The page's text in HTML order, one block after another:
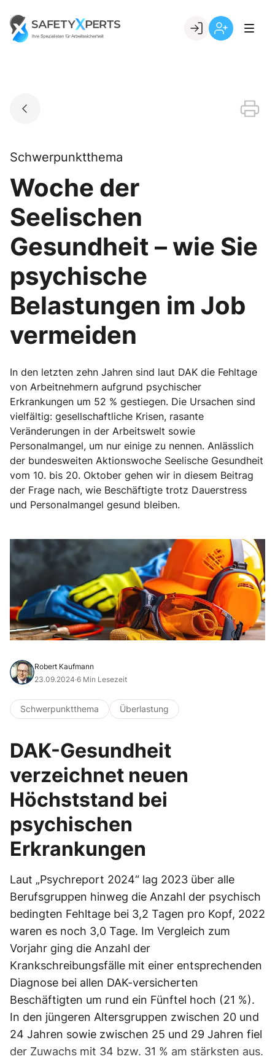
content
Go to landing page.
Schwerpunktthema
Woche der
Seelischen
Gesundheit – wie Sie
psychische
Belastungen im Job
vermeiden
In den letzten zehn Jahren sind laut DAK die Fehltage
von Arbeitnehmern aufgrund psychischer
Erkrankungen um 52 % gestiegen. Die Ursachen sind
vielfältig: gesellschaftliche Krisen, rasante
Veränderungen in der Arbeitswelt sowie
Personalmangel, um nur einige zu nennen. Anlässlich
der bundesweiten Aktionswoche Seelische Gesundheit
vom 10. bis 20. Oktober gehen wir in diesem Beitrag
der Frage nach, wie Beschäftigte trotz Dauerstress
und Personalmangel gesund bleiben.
Robert Kaufmann
23.09.2024·6 Min Lesezeit
Schwerpunktthema Überlastung
DAK-Gesundheit
verzeichnet neuen
Höchststand bei
psychischen
Erkrankungen
Laut „Psychreport 2024“ lag 2023 über alle
Berufsgruppen hinweg die Anzahl der psychisch
bedingten Fehltage bei 3,2 Tagen pro Kopf, 2022
waren es noch 3,0 Tage. Im Vergleich zum
Vorjahr ging die Anzahl der
Krankschreibungsfälle mit einer entsprechenden
Diagnose bei allen DAK-versicherten
Beschäftigten um rund ein Fünftel hoch (21 %).
In den jüngeren Altersgruppen zwischen 20 und
24 Jahren sowie zwischen 25 und 29 Jahren fiel
der Zuwachs mit 34 bzw. 31 % am stärksten aus.